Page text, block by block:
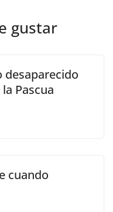
gustar
desaparecido
Pascua
cuando